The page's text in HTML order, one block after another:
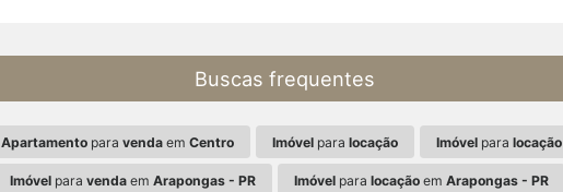
Buscas frequentes
Apartamentopara vendaem Centro Imóvel para locação Imóvel paralocação
Imóvelpara vendaem Arapongas - PR Imóvel paralocação emArapongas - PR